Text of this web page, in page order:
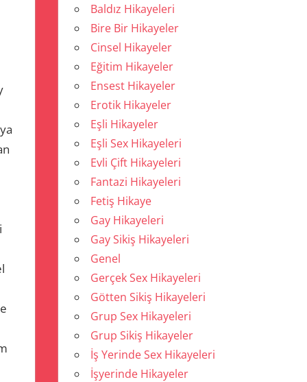
Baldız Hikayeleri
Bire Bir Hikayeler
Cinsel Hikayeler
Eğitim Hikayeler
Ensest Hikayeler
Erotik Hikayeler
Eşli Hikayeler
Eşli Sex Hikayeleri
Evli Çift Hikayeleri
Fantazi Hikayeleri
Fetiş Hikaye
Gay Hikayeleri
Gay Sikiş Hikayeleri
Genel
Gerçek Sex Hikayeleri
Götten Sikiş Hikayeleri
Grup Sex Hikayeleri
Grup Sikiş Hikayeler
İş Yerinde Sex Hikayeleri
İşyerinde Hikayeler